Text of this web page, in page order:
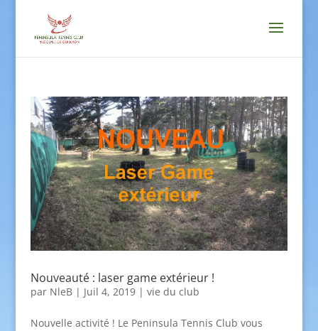
Nouveauté : laser game extérieur !
par NleB| Juil 4, 2019| vie du club
Nouvelle activité ! Le Peninsula Tennis Club vous